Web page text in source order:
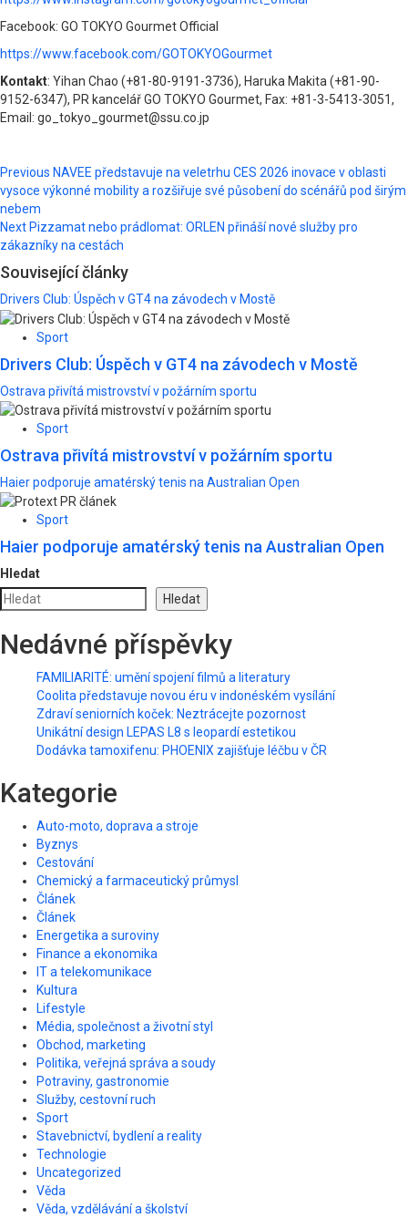
Facebook: GO TOKYO Gourmet Official
https://www.facebook.com/GOTOKYOGourmet
Kontakt: Yihan Chao (+81-80-9191-3736), Haruka Makita (+81-90-
9152-6347), PR kancelář GO TOKYO Gourmet, Fax: +81-3-5413-3051,
Email: go_tokyo_gourmet@ssu.co.jp
Post
navigation
Previous NAVEE představuje na veletrhu CES 2026 inovace v oblasti
vysoce výkonné mobility a rozšiřuje své působení do scénářů pod širým
nebem
Next Pizzamat nebo prádlomat: ORLEN přináší nové služby pro
zákazníky na cestách
Související články
Drivers Club: Úspěch v GT4 na závodech v Mostě
Sport
Drivers Club: Úspěch v GT4 na závodech v Mostě
Ostrava přivítá mistrovství v požárním sportu
Sport
Ostrava přivítá mistrovství v požárním sportu
Haier podporuje amatérský tenis na Australian Open
Sport
Haier podporuje amatérský tenis na Australian Open
Hledat
Hledat
Nedávné příspěvky
FAMILIARITÉ: umění spojení filmů a literatury
Coolita představuje novou éru v indonéském vysílání
Zdraví seniorních koček: Neztrácejte pozornost
Unikátní design LEPAS L8 s leopardí estetikou
Dodávka tamoxifenu: PHOENIX zajišťuje léčbu v ČR
Kategorie
Auto-moto, doprava a stroje
Byznys
Cestování
Chemický a farmaceutický průmysl
Článek
Článek
Energetika a suroviny
Finance a ekonomika
IT a telekomunikace
Kultura
Lifestyle
Média, společnost a životní styl
Obchod, marketing
Politika, veřejná správa a soudy
Potraviny, gastronomie
Služby, cestovní ruch
Sport
Stavebnictví, bydlení a reality
Technologie
Uncategorized
Věda
Věda, vzdělávání a školství